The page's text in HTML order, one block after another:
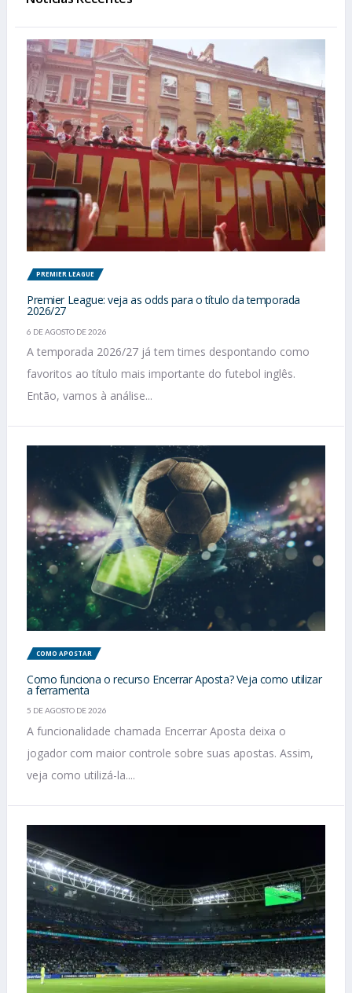
PREMIER LEAGUE
Premier League: veja as odds para o título da temporada
2026/27
6 DE AGOSTO DE 2026
A temporada 2026/27 já tem times despontando como
favoritos ao título mais importante do futebol inglês.
Então, vamos à análise...
COMO APOSTAR
Como funciona o recurso Encerrar Aposta? Veja como utilizar
a ferramenta
5 DE AGOSTO DE 2026
A funcionalidade chamada Encerrar Aposta deixa o
jogador com maior controle sobre suas apostas. Assim,
veja como utilizá-la....